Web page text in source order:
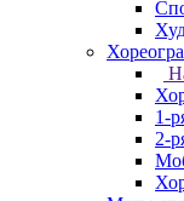
1-
2-